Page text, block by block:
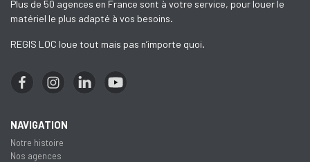
Plus de 50 agences en France sont à votre service, pour louer le
matériel le plus adapté à vos besoins.
REGIS LOC loue tout mais pas n’importe quoi.
NAVIGATION
Notre histoire
Nos agences